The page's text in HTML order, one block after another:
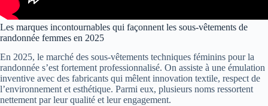
Les marques incontournables qui façonnent les sous-vêtements de
randonnée femmes en 2025
En 2025, le marché des sous-vêtements techniques féminins pour la
randonnée s’est fortement professionnalisé. On assiste à une émulation
inventive avec des fabricants qui mêlent innovation textile, respect de
l’environnement et esthétique. Parmi eux, plusieurs noms ressortent
nettement par leur qualité et leur engagement.